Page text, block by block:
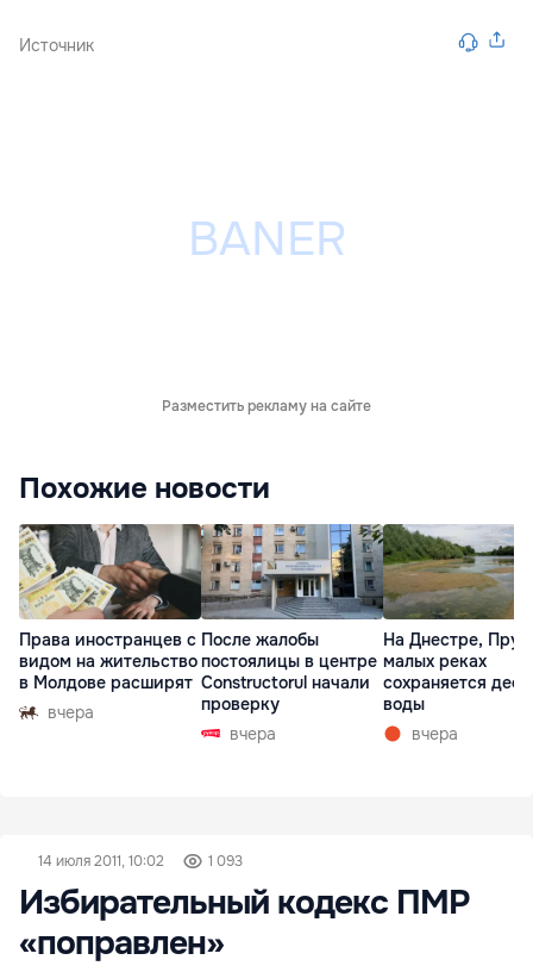
Источник
Разместить рекламу на сайте
Похожие новости
Права иностранцев с
видом на жительство
в Молдове расширят
вчера
После жалобы
постоялицы в центре
Constructorul начали
проверку
вчера
На Днестре,
малых реках
сохраняется
воды
вчера
14 июля 2011, 10:02 1 093
Избирательный кодекс ПМР
«поправлен»